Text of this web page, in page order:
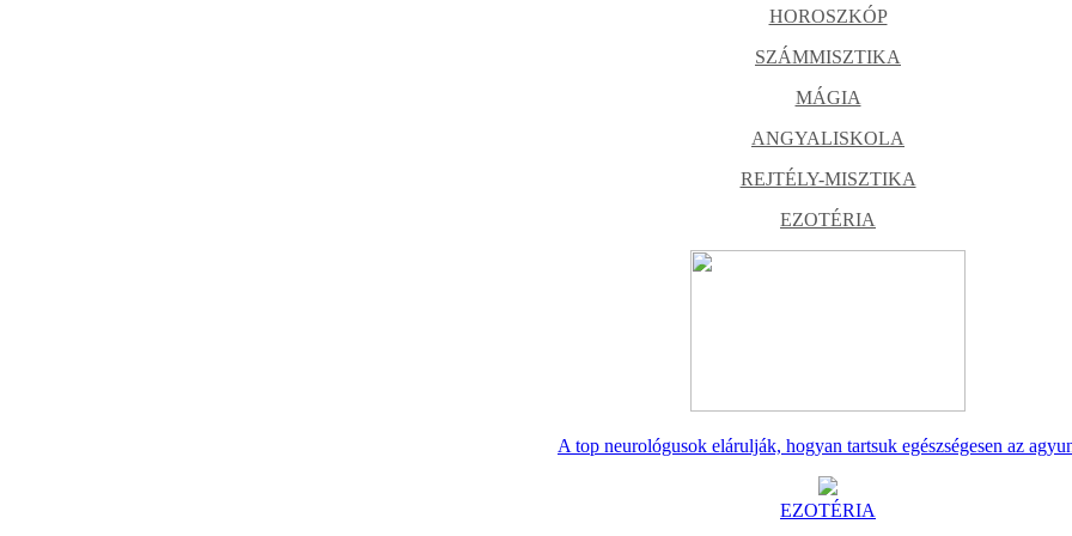
HOROSZKÓP
SZÁMMISZTIKA
MÁGIA
ANGYALISKOLA
REJTÉLY-MISZTIKA
EZOTÉRIA
A top neurológusok elárulják, hogyan tartsuk egészségesen az
EZOTÉRIA